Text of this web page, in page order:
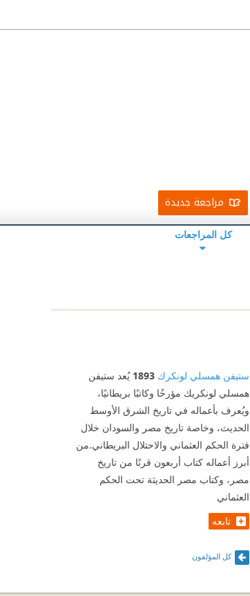
مراجعة جديدة
كل المراجعات
ستيفن همسلي لونكرك 1893 يُعد ستيفن
همسلي لونكريك مؤرخًا وكاتبًا بريطانيًا،
ويُعرف بأعماله في تاريخ الشرق الأوسط
الحديث، وخاصة تاريخ مصر والسودان خلال
فترة الحكم العثماني والاحتلال البريطاني.من
أبرز أعماله كتاب أربعون قرنًا من تاريخ
مصر، وكتاب مصر الحديثة تحت الحكم
العثماني
تابعه
كل المؤلفون